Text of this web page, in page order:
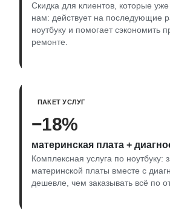
Скидка для клиентов, которые
нам: действует на последующие
ноутбуку и помогает сэкономить
ремонте.
ПАКЕТ УСЛУГ
−18%
материнская плата +
Комплексная услуга по ноутбуку:
материнской платы вместе с
дешевле, чем заказывать всё по